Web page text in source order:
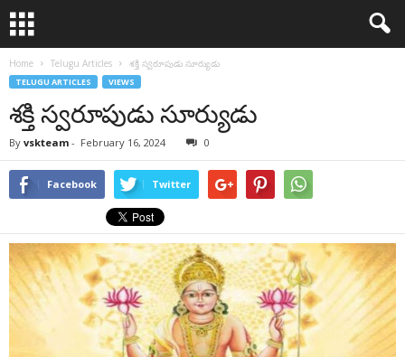
Home Telugu Articles శక్తి స్వరూపుడు సూర్యుడు
TELUGU ARTICLES VIEWS
శక్తి స్వరూపుడు సూర్యుడు
By vskteam - February 16, 2024 0
Facebook Twitter